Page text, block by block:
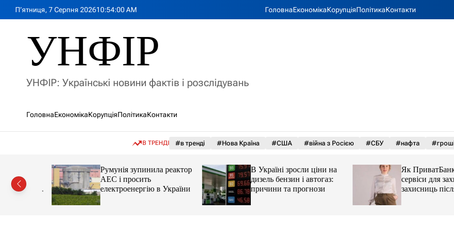
П’ятниця, 7 Серпня 202610:54:02AM ГоловнаЕкономікаКорупціяПолітикаКонтакти
УНФІР
УНФІР: Українські новини фактів і розслідувань
ГоловнаЕкономікаКорупціяПолітикаКонтакти
В ТРЕНДІ #в тренді #Нова Країна #США #війна з Росією #СБУ #нафта
цін і
Румунія зупинила реактор
АЕС і просить
електроенергію в України
В Україні зросли ціни на
дизель бензин і автогаз:
причини та прогнози
Як ПриватБанк
сервіси для
захисниць після